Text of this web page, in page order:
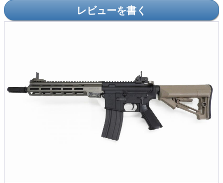
レビューを書く